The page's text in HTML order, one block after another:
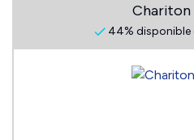
Chariton
44% disponible